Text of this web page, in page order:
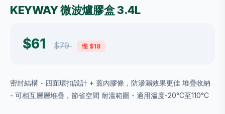
KEYWAY 微波爐膠盒 3.4L
$61 $79 慳 $18
密封結構 - 四面環扣設計 + 蓋內膠條，防滲漏效果更佳 堆疊收納
- 可相互層層堆疊，節省空間 耐溫範圍 - 適用溫度-20°C至110°C